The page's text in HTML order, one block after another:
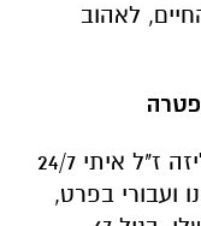
לאהוב
"משבר מאוד עמוק. אימא שלי עליזה ז"ל איתי 24/7
ועבורי בפרט,